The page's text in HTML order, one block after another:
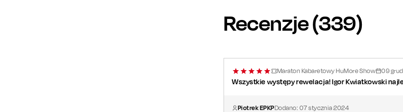
Recenzje (339)
Maraton Kabaretowy HuMore Show 09
Wszystkie występy rewelacja! Igor Kwiatkowski
Piotrek EPKPDodano: 07 stycznia 2024